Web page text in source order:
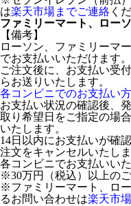
は楽天市場までご連絡 く
ファミリーマート、ロー
【備考】
ローソン、ファミリーマ
でお支払いいただけます。
ご注文後に、お支払い受
らお送りいたします。
各コンビニでのお支払い
お支払い状況の確認後、
取り希望日をご指定の場
いたします。
14日以内にお支払いが確
注文をキャンセルいたしま
各コンビニでお支払いい
※30万円（税込）以上の
※ファミリーマート、ロ
るお問い合わせは楽天市